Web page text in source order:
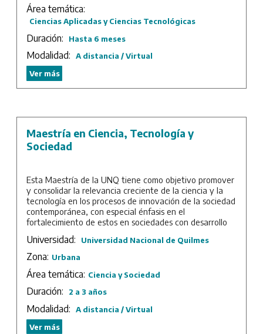
Datos, a través de la implementación de herramientas
que contribuyan a tomar las mejores decisiones.
información pretende optimizar los niveles de riesgo en
el despliegue de los aspectos anteriores, conociendo los
estándares y mejores prácticas vigentes.
En total son 6 materias, con 4 clases sincrónicas por
materia.
Sede: UTN – Facultad Regional La Plata.
Área temática:
Ciencias Aplicadas y Ciencias Tecnológicas
Duración: Hasta 6 meses
Modalidad:
A distancia / Virtual
Ver más
Maestría en Ciencia, Tecnología y
Sociedad
Esta Maestría de la UNQ tiene como objetivo promover
y consolidar la relevancia creciente de la ciencia y la
tecnología en los procesos de innovación de la sociedad
contemporánea, con especial énfasis en el
fortalecimiento de estos en sociedades con desarrollo
Contribuir a la producción de nuevos marcos de
interpretación de los procesos de creación de
tecnología y de las actividades de innovación social y
productiva, pertinentes para este tipo de
sociedades. Fortalecer la consolidación en nuestro
medio del campo Ciencia, Tecnología y Sociedad como
ámbito temático de reflexión, de integración de
enfoques epistémicos y de estrategias de acción, desde
Universidad: Universidad Nacional de Quilmes
Zona: Urbana
Área temática: Ciencia y Sociedad
Duración: 2 a 3 años
Modalidad:
A distancia / Virtual
Ver más